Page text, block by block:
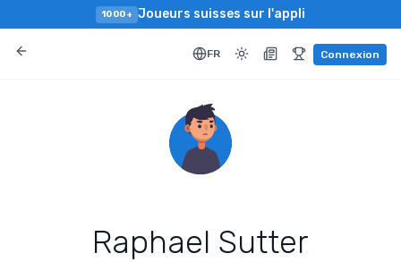
1000+ Joueurs suisses sur l'appli
FR Connexion
Raphael Sutter